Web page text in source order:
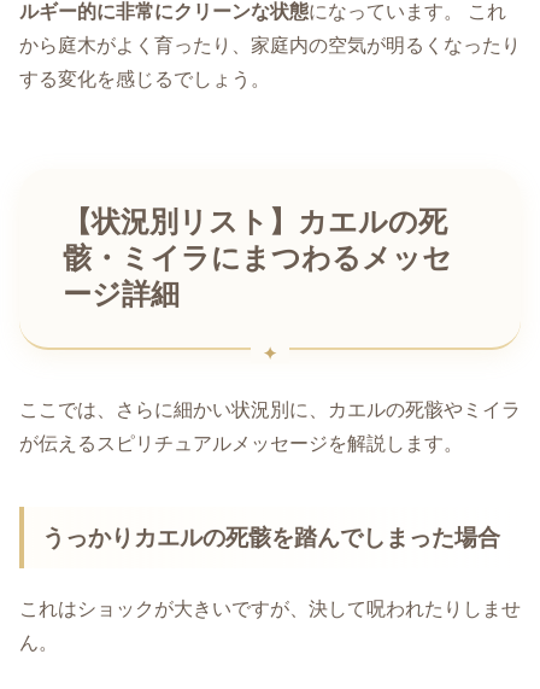
ルギー的に非常にクリーンな状態になっています。 これ
から庭木がよく育ったり、家庭内の空気が明るくなったり
する変化を感じるでしょう。
【状況別リスト】カエルの死
骸・ミイラにまつわるメッセ
ージ詳細
ここでは、さらに細かい状況別に、カエルの死骸やミイラ
が伝えるスピリチュアルメッセージを解説します。
うっかりカエルの死骸を踏んでしまった場合
これはショックが大きいですが、決して呪われたりしませ
ん。